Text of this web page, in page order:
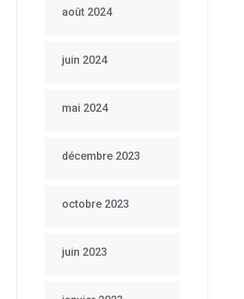
août 2024
juin 2024
mai 2024
décembre 2023
octobre 2023
juin 2023